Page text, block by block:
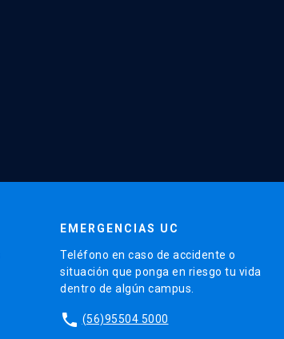
EMERGENCIAS UC
Teléfono en caso de accidente o
situación que ponga en riesgo tu vida
dentro de algún campus.
phone (56)95504 5000